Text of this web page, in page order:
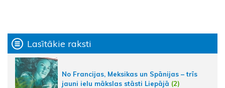
Lasītākie raksti
No Francijas, Meksikas un Spānijas – trīs
jauni ielu mākslas stāsti Liepājā (2)